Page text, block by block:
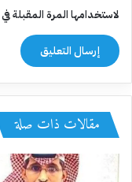
لاستخدامها المرة المقبلة
مقالات ذات صلة